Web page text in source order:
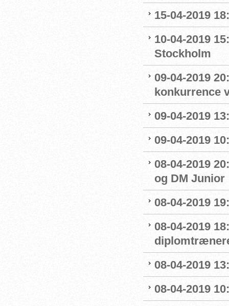
15-04-2019
10-04-2019
Stockholm
09-04-2019
konkurrence
09-04-2019
09-04-2019
08-04-2019
og DM Junior
08-04-2019
08-04-2019
08-04-2019
08-04-2019